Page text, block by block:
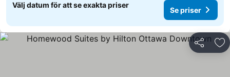
Välj datum för att se exakta priser
Se priser
Dela